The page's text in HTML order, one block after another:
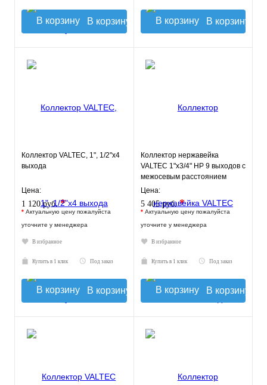
В корзину В корзину
Коллектор VALTEC, 1", 1/2"х4
выхода
Цена:
1 120 руб.*
* Актуальную цену пожалуйста
уточните у менеджера
В избранное
Купить в 1 клик Под заказ
В корзину
Коллектор нержавейка
VALTEC 1"х3/4" НР 9 выходов с
межосевым расстоянием
выходов 50мм
Цена:
5 405 руб.*
* Актуальную цену пожалуйста
уточните у менеджера
В избранное
Купить в 1 клик Под заказ
В корзину